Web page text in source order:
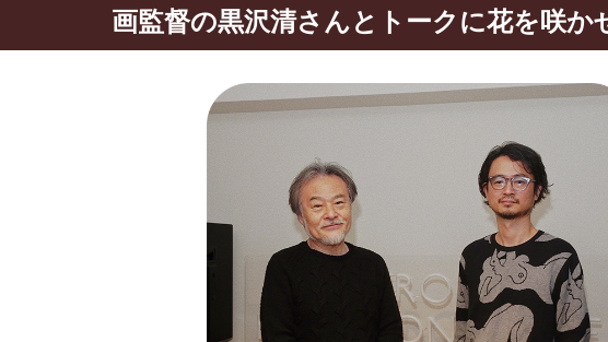
画監督の黒沢清さんとトークに花を咲か